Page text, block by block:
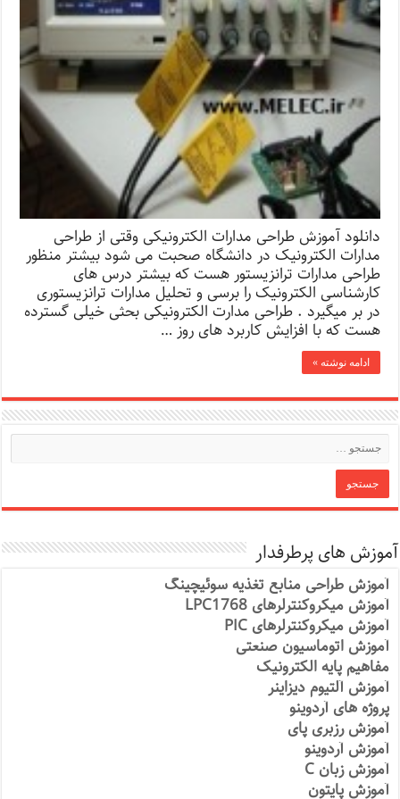
دانلود آموزش طراحی مدارات الکترونیکی وقتی از طراحی
مدارات الکترونیک در دانشگاه صحبت می شود بیشتر منظور
طراحی مدارات ترانزیستور هست که بیشتر درس های
کارشناسی الکترونیک را برسی و تحلیل مدارات ترانزیستوری
در بر میگیرد . طراحی مدارت الکترونیکی بحثی خیلی گسترده
هست که با افزایش کاربرد های روز …
ادامه نوشته »
آموزش های پرطرفدار
آموزش طراحی منابع تغذیه سوئیچینگ
آموزش میکروکنترلرهای LPC1768
آموزش میکروکنترلرهای PIC
آموزش اتوماسیون صنعتی
مفاهیم پایه الکترونیک
آموزش آلتیوم دیزاینر
پروژه های آردوینو
آموزش رزبری پای
آموزش آردوینو
آموزش زبان C
آموزش پایتون